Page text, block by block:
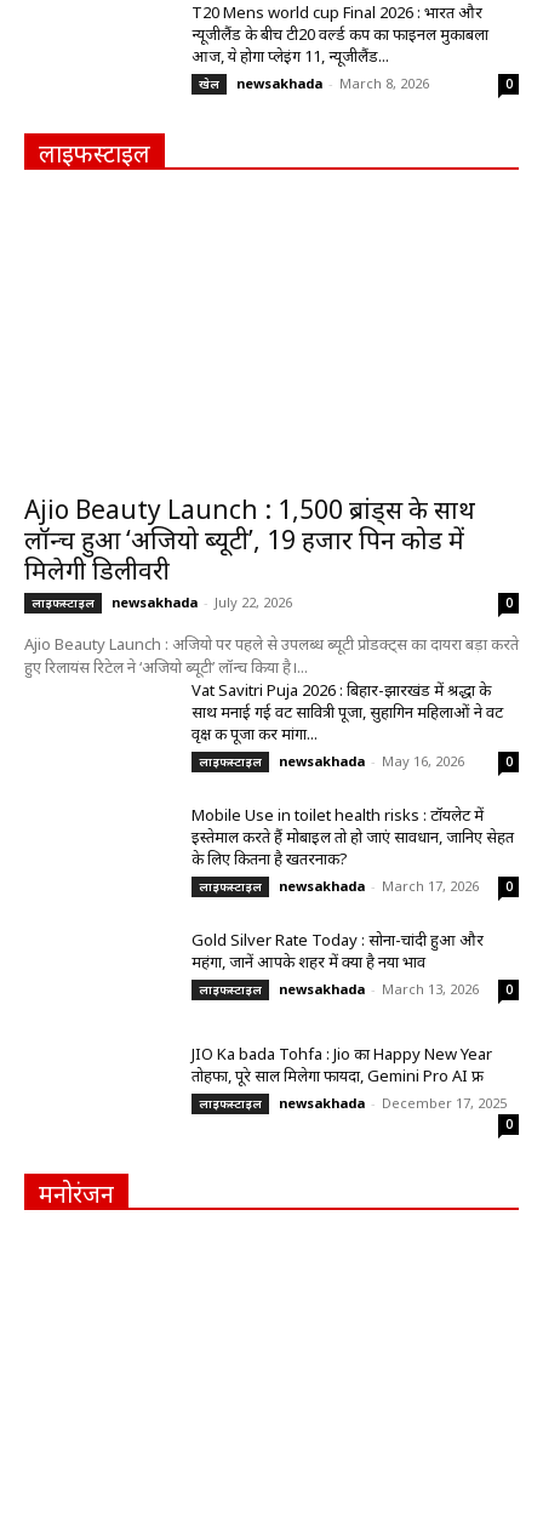
T20 Mens world cup Final 2026 : भारत और
न्यूजीलैंड के बीच टी20 वर्ल्ड कप का फाइनल मुकाबला
आज, ये होगा प्लेइंग 11, न्यूजीलैंड...
खेल newsakhada - March 8, 2026 0
लाइफस्टाइल
Ajio Beauty Launch : 1,500 ब्रांड्स के साथ
लॉन्च हुआ ‘अजियो ब्यूटी’, 19 हजार पिन कोड में
मिलेगी डिलीवरी
लाइफस्टाइल newsakhada - July 22, 2026 0
Ajio Beauty Launch : अजियो पर पहले से उपलब्ध ब्यूटी प्रोडक्ट्स का दायरा बड़ा करते
हुए रिलायंस रिटेल ने ‘अजियो ब्यूटी’ लॉन्च किया है।...
Vat Savitri Puja 2026 : बिहार-झारखंड में श्रद्धा के
साथ मनाई गई वट सावित्री पूजा, सुहागिन महिलाओं ने वट
वृक्ष की पूजा कर मांगा...
लाइफस्टाइल newsakhada - May 16, 2026 0
Mobile Use in toilet health risks : टॉयलेट में
इस्तेमाल करते हैं मोबाइल तो हो जाएं सावधान, जानिए सेहत
के लिए कितना है खतरनाक?
लाइफस्टाइल newsakhada - March 17, 2026 0
Gold Silver Rate Today : सोना-चांदी हुआ और
महंगा, जानें आपके शहर में क्या है नया भाव
लाइफस्टाइल newsakhada - March 13, 2026 0
JIO Ka bada Tohfa : Jio का Happy New Year
तोहफा, पूरे साल मिलेगा फायदा, Gemini Pro AI फ्री
लाइफस्टाइल newsakhada - December 17, 2025
0
मनोरंजन